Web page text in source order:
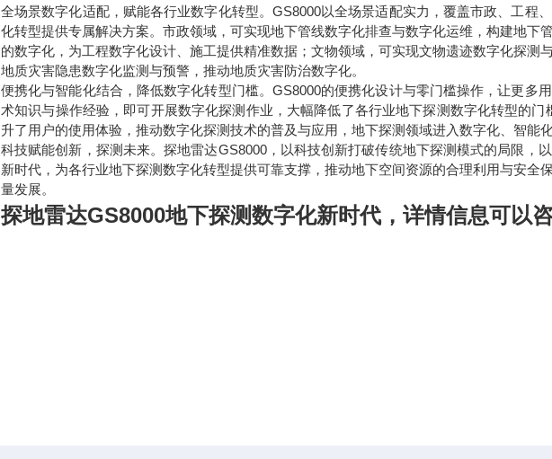
全场景数字化适配，赋能各行业数字化转型。GS8000以全场景适配实力，覆盖市政、工程
化转型提供专属解决方案。市政领域，可实现地下管线数字化排查与数字化运维，构建地下
的数字化，为工程数字化设计、施工提供精准数据；文物领域，可实现文物遗迹数字化探测
地质灾害隐患数字化监测与预警，推动地质灾害防治数字化。
便携化与智能化结合，降低数字化转型门槛。GS8000的便携化设计与零门槛操作，让更多
术知识与操作经验，即可开展数字化探测作业，大幅降低了各行业地下探测数字化转型的
升了用户的使用体验，推动数字化探测技术的普及与应用，地下探测领域进入数字化、智能
科技赋能创新，探测未来。探地雷达GS8000，以科技创新打破传统地下探测模式的局限，
新时代，为各行业地下探测数字化转型提供可靠支撑，推动地下空间资源的合理利用与安全
量发展。
探地雷达GS8000地下探测数字化新时代 ，详情信息可以